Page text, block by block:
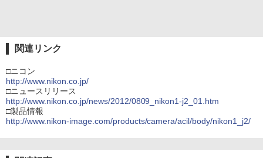
関連リンク
□ニコン
http://www.nikon.co.jp/
□ニュースリリース
http://www.nikon.co.jp/news/2012/0809_nikon1-j2_01.htm
□製品情報
http://www.nikon-image.com/products/camera/acil/body/nikon1_j2/